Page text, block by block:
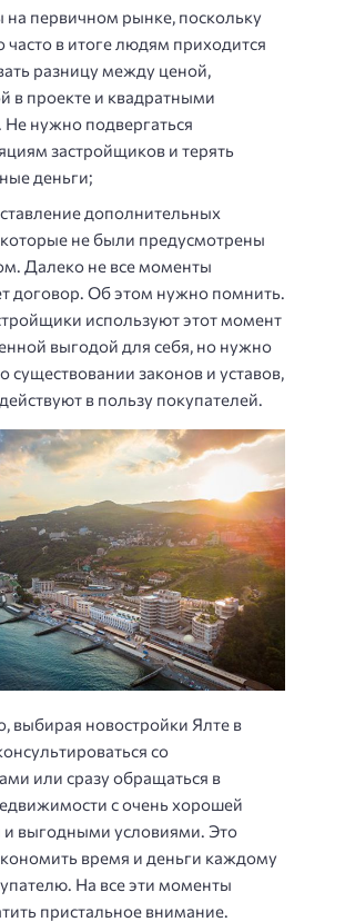
на первичном рынке, поскольку
часто в итоге людям приходится
разницу между ценой,
в проекте и квадратными
нужно подвергаться
застройщиков и терять
деньги;
дополнительных
не были предусмотрены
Далеко не все моменты
договор. Об этом нужно помнить.
используют этот момент
выгодой для себя, но нужно
существовании законов и уставов,
в пользу покупателей.
выбирая новостройки Ялте в
со
или сразу обращаться в
с очень хорошей
и выгодными условиями. Это
время и деньги каждому
На все эти моменты
пристальное внимание.